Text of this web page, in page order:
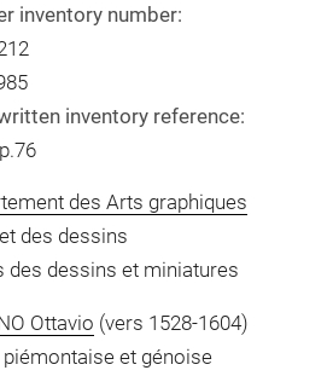
inventory number:
inventory reference:
des Arts graphiques
des dessins
des dessins et miniatures
Ottavio (vers 1528-1604)
piémontaise et génoise